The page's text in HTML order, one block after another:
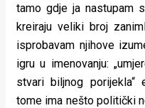
tamo gdje ja nastupam
kreiraju veliki broj
isprobavam njihove
igru u imenovanju:
stvari biljnog porijekla“
tome ima nešto politički